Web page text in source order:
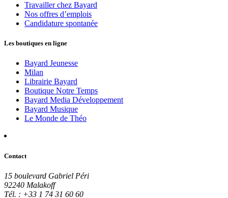
Travailler chez Bayard
Nos offres d’emplois
Candidature spontanée
Les boutiques en ligne
Bayard Jeunesse
Milan
Librairie Bayard
Boutique Notre Temps
Bayard Media Développement
Bayard Musique
Le Monde de Théo
Contact
15 boulevard Gabriel Péri
92240 Malakoff
Tél. : +33 1 74 31 60 60